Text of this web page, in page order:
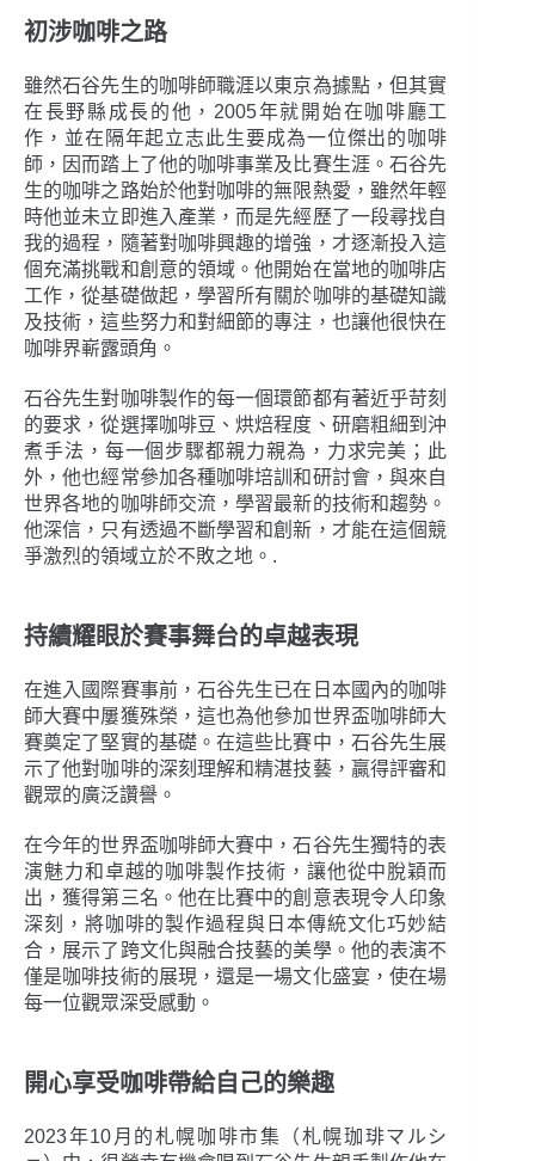
初涉咖啡之路
雖然石谷先生的咖啡師職涯以東京為據點，但其實
在長野縣成長的他，2005年就開始在咖啡廳工
作，並在隔年起立志此生要成為一位傑出的咖啡
師，因而踏上了他的咖啡事業及比賽生涯。石谷先
生的咖啡之路始於他對咖啡的無限熱愛，雖然年輕
時他並未立即進入產業，而是先經歷了一段尋找自
我的過程，隨著對咖啡興趣的增強，才逐漸投入這
個充滿挑戰和創意的領域。他開始在當地的咖啡店
工作，從基礎做起，學習所有關於咖啡的基礎知識
及技術，這些努力和對細節的專注，也讓他很快在
咖啡界嶄露頭角。
石谷先生對咖啡製作的每一個環節都有著近乎苛刻
的要求，從選擇咖啡豆、烘焙程度、研磨粗細到沖
煮手法，每一個步驟都親力親為，力求完美；此
外，他也經常參加各種咖啡培訓和研討會，與來自
世界各地的咖啡師交流，學習最新的技術和趨勢。
他深信，只有透過不斷學習和創新，才能在這個競
爭激烈的領域立於不敗之地。.
持續耀眼於賽事舞台的卓越表現
在進入國際賽事前，石谷先生已在日本國內的咖啡
師大賽中屢獲殊榮，這也為他參加世界盃咖啡師大
賽奠定了堅實的基礎。在這些比賽中，石谷先生展
示了他對咖啡的深刻理解和精湛技藝，贏得評審和
觀眾的廣泛讚譽。
在今年的世界盃咖啡師大賽中，石谷先生獨特的表
演魅力和卓越的咖啡製作技術，讓他從中脫穎而
出，獲得第三名。他在比賽中的創意表現令人印象
深刻，將咖啡的製作過程與日本傳統文化巧妙結
合，展示了跨文化與融合技藝的美學。他的表演不
僅是咖啡技術的展現，還是一場文化盛宴，使在場
每一位觀眾深受感動。
開心享受咖啡帶給自己的樂趣
2023年10月的札幌咖啡市集（札幌珈琲マルシ